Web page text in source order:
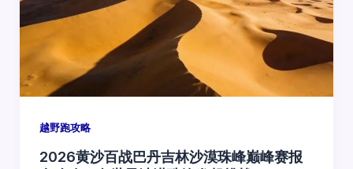
越野跑攻略
2026黄沙百战巴丹吉林沙漠珠峰巅峰赛报